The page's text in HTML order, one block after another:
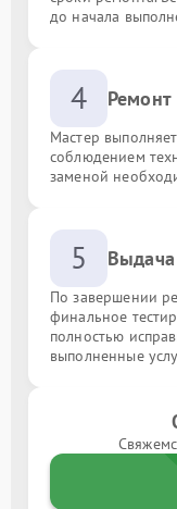
до начала
4 Ремонт
Мастер
соблюдением
заменой
5 Выдача
По завершении
финальное
полностью
выполненные